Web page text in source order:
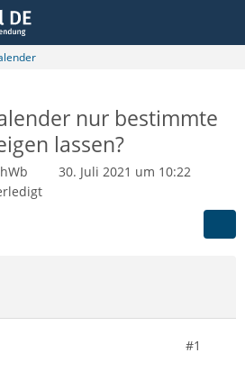
nur bestimmte
lassen?
30. Juli 2021 um 10:22
#1